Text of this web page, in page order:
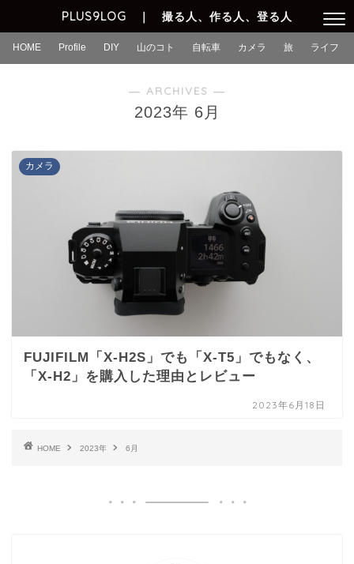
PLUS9LOG ｜ 撮る人、作る人、登る人
HOME Profile DIY 山のコト 自転車 カメラ 旅 ライフ
― ARCHIVES ―
2023年 6月
カメラ
FUJIFILM「X-H2S」でも「X-T5」でもなく、
「X-H2」を購入した理由とレビュー
2023年6月18日
HOME 2023年 6月